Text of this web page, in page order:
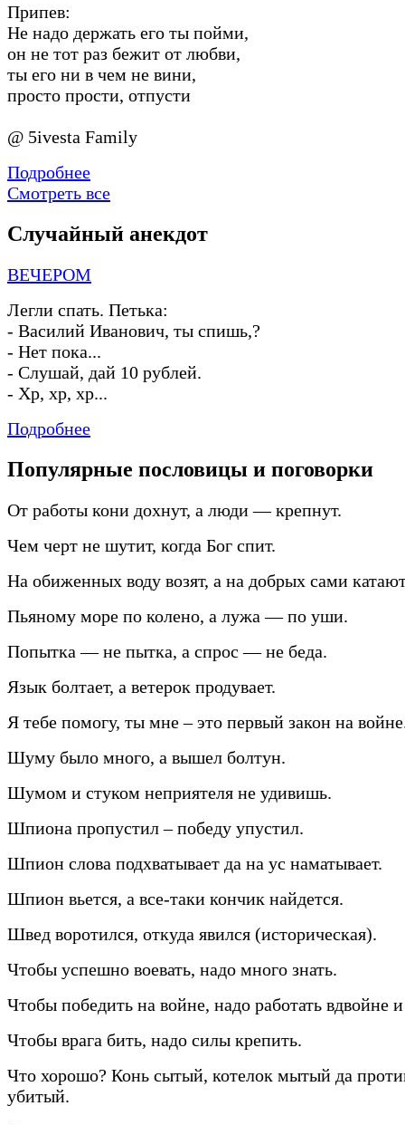
Припев:
Не надо держать его ты пойми,
он не тот раз бежит от любви,
ты его ни в чем не вини,
просто прости, отпусти
@ 5ivesta Family
Подробнее
Смотреть все
Случайный анекдот
ВЕЧЕРОМ
Легли спать. Петька:
- Василий Иванович, ты спишь,?
- Нет пока...
- Слушай, дай 10 рублей.
- Хр, хр, хр...
Подробнее
Популярные пословицы и поговорки
От работы кони дохнут, а люди — крепнут.
Чем черт не шутит, когда Бог спит.
На обиженных воду возят, а на добрых сами
Пьяному море по колено, а лужа — по уши.
Попытка — не пытка, а спрос — не беда.
Язык болтает, а ветерок продувает.
Я тебе помогу, ты мне – это первый закон на
Шуму было много, а вышел болтун.
Шумом и стуком неприятеля не удивишь.
Шпиона пропустил – победу упустил.
Шпион слова подхватывает да на ус наматывает.
Шпион вьется, а все-таки кончик найдется.
Швед воротился, откуда явился (историческая).
Чтобы успешно воевать, надо много знать.
Чтобы победить на войне, надо работать вдвойне
Чтобы врага бить, надо силы крепить.
Что хорошо? Конь сытый, котелок мытый да
убитый.